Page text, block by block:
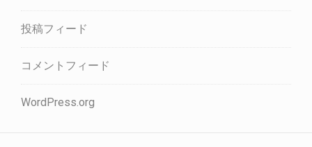
投稿フィード
コメントフィード
WordPress.org